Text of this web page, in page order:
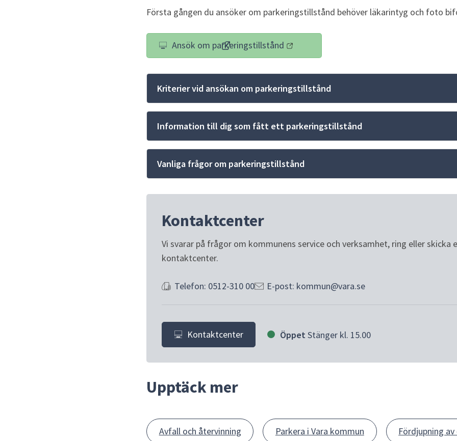
Första gången du ansöker om parkeringstillstånd behöver läkarintyg och foto
Ansök om parkeringstillstånd
(länk till annan webbplats)
Kriterier vid ansökan om parkeringstillstånd
Information till dig som fått ett parkeringstillstånd
Vanliga frågor om parkeringstillstånd
Kontaktcenter
Vi svarar på frågor om kommunens service och verksamhet, ring eller skicka
kontaktcenter.
Telefon: 0512-310 00 E-post: kommun@vara.se
Kontaktcenter Öppet Stänger kl. 15.00
Upptäck mer
Avfall och återvinning Parkera i Vara kommun Fördjupning